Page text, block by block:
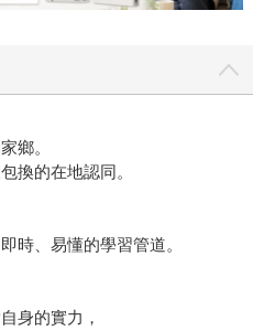
鄉。
換的在地認同。
時、易懂的學習管道。
身的實力，